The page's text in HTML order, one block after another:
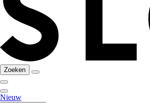
Zoeken
Nieuw